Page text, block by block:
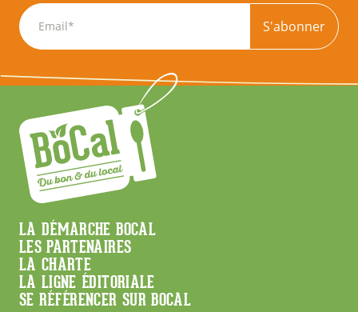
S'abonner
Menu
Footer
LA DÉMARCHE BOCAL
LES PARTENAIRES
LA CHARTE
LA LIGNE ÉDITORIALE
SE RÉFÉRENCER SUR BOCAL